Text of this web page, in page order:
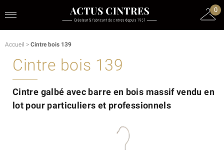
0
Accueil > Cintre bois 139
Cintre bois 139
Cintre galbé avec barre en bois massif vendu en
lot pour particuliers et professionnels